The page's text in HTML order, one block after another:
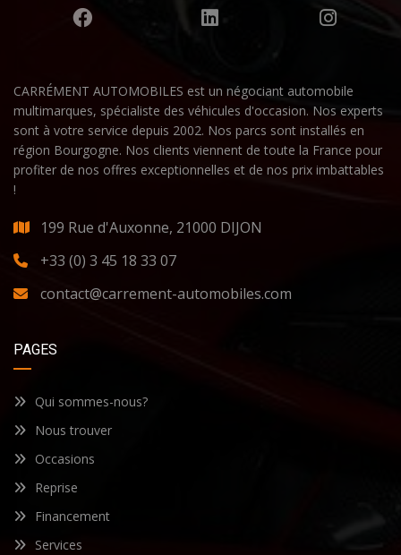
CARRÉMENT AUTOMOBILES est un négociant automobile
multimarques, spécialiste des véhicules d'occasion. Nos experts
sont à votre service depuis 2002. Nos parcs sont installés en
région Bourgogne. Nos clients viennent de toute la France pour
profiter de nos offres exceptionnelles et de nos prix imbattables
!
199 Rue d'Auxonne, 21000 DIJON
+33 (0) 3 45 18 33 07
contact@carrement-automobiles.com
PAGES
Qui sommes-nous?
Nous trouver
Occasions
Reprise
Financement
Services